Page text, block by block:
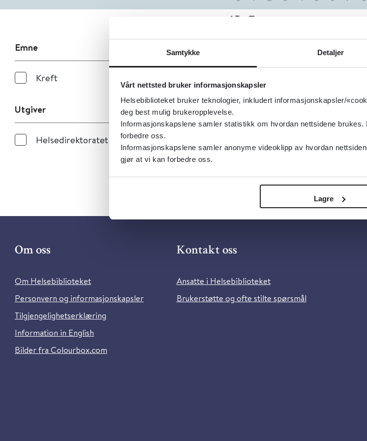
Samtykke Detaljer
Vårt nettsted bruker informasjonskapsler
Helsebiblioteket bruker teknologier, inkludert informasjonskapsler/
deg best mulig brukeropplevelse.
Informasjonskapslene samler statistikk om hvordan nettsidene
forbedre oss.
Informasjonskapslene samler anonyme videoklipp av hvordan
gjør at vi kan forbedre oss.
Lagre
Emne
Kreft
Utgiver
Helsedirektoratet
1 Treff
Onkologi -
Om oss
Om Helsebiblioteket
Personvern og informasjonskapsler
Tilgjengelighetserklæring
Information in English
Bilder fra Colourbox.com
Kontakt oss
Ansatte i Helsebiblioteket
Brukerstøtte og ofte stilte spørsmål